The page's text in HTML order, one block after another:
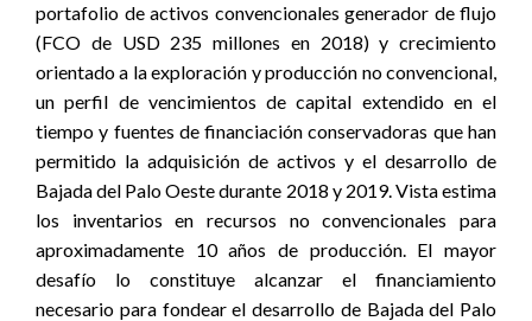
portafolio de activos convencionales generador de flujo
(FCO de USD 235 millones en 2018) y crecimiento
orientado a la exploración y producción no convencional,
un perfil de vencimientos de capital extendido en el
tiempo y fuentes de financiación conservadoras que han
permitido la adquisición de activos y el desarrollo de
Bajada del Palo Oeste durante 2018 y 2019. Vista estima
los inventarios en recursos no convencionales para
aproximadamente 10 años de producción. El mayor
desafío lo constituye alcanzar el financiamiento
necesario para fondear el desarrollo de Bajada del Palo